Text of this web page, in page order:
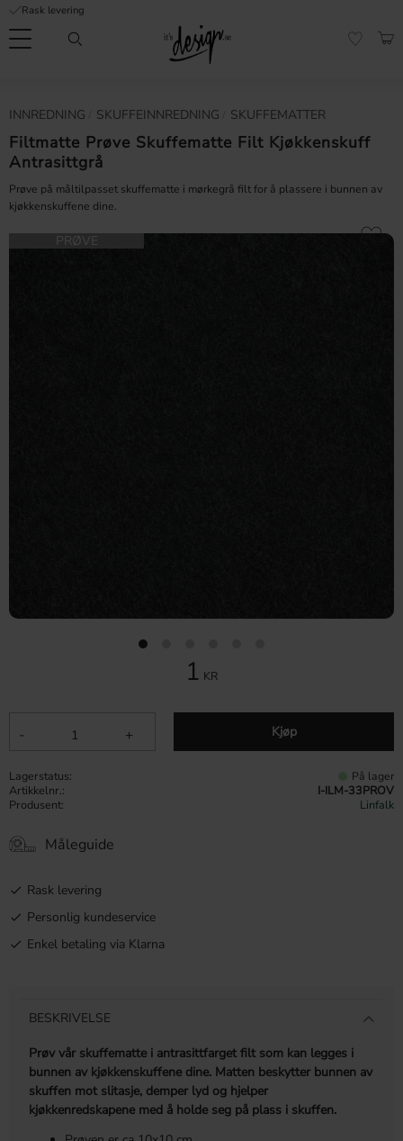
Meny
Rask levering
INNREDNING SKUFFEINNREDNING SKUFFEMATTER
Filtmatte Prøve Skuffematte Filt Kjøkkenskuff
Antrasittgrå
Prøve på måltilpasset skuffematte i mørkegrå filt for å plassere i bunnen av
kjøkkenskuffene dine.
PRØVE
1 KR
+
- Kjøp
Lagre
Lagerstatus På lager
Artikkelnr. I-ILM-33PROV
Måleguide
Produsent Linfalk
Rask levering
Personlig kundeservice
Enkel betaling via Klarna
BESKRIVELSE
Prøv vår skuffematte i antrasittfarget filt som kan legges i
bunnen av kjøkkenskuffene dine. Matten beskytter bunnen av
skuffen mot slitasje, demper lyd og hjelper
kjøkkenredskapene med å holde seg på plass i skuffen.
Vanlige spørsmål
Inspirasjon og tips
mine |
It's
Design